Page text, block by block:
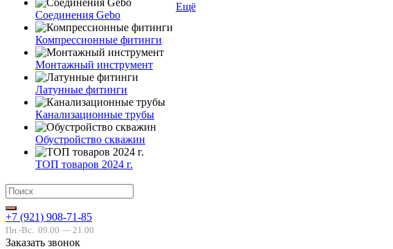
Соединения Gebo
Компрессионные фитинги
Монтажный инструмент
Латунные фитинги
Канализационные трубы
Обустройство скважин
ТОП товаров 2024 г.
Ещё
+7 (921) 908-71-85
Пн.-Вс. 09.00 — 21.00
Заказать звонок